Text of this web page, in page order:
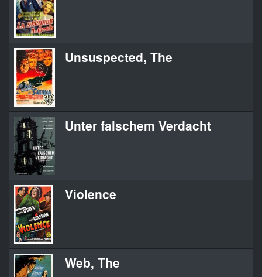
Unsuspected, The
Unter falschem Verdacht
Violence
Web, The